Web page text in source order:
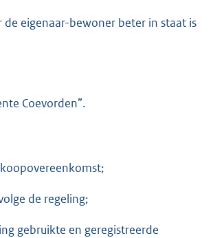
eigenaar-bewoner beter in staat is
Coevorden”.
de regeling;
gebruikte en geregistreerde